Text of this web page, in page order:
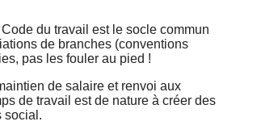
du travail est le socle commun
de branches (conventions
pas les fouler au pied !
de salaire et renvoi aux
de travail est de nature à créer des
social.